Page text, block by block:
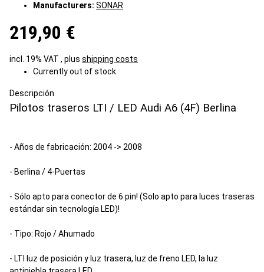
Manufacturers: SONAR
219,90 €
incl. 19% VAT , plus shipping costs
Currently out of stock
Descripción
Pilotos traseros LTI / LED Audi A6 (4F) Berlina
- Años de fabricación: 2004 -> 2008
- Berlina / 4-Puertas
- Sólo apto paraconector de 6 pin! (Solo apto para luces traseras
estándar sin tecnología LED)!
- Tipo: Rojo / Ahumado
- LTI luz de posición y luz trasera, luz de freno LED, la luz